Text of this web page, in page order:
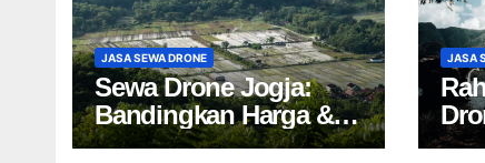
JASA SEWA DRONE
Sewa Drone Jogja:
Bandingkan Harga &
Tips Cuan 2024!
JASA